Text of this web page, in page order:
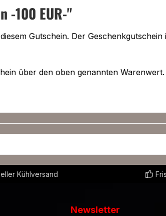
-100 EUR-"
Gutschein. Der
über den oben genannten
Kühlversand
Newsletter